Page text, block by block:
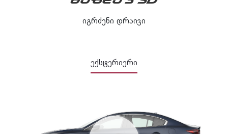
იგრძენი დრაივი
ექსტერიერი